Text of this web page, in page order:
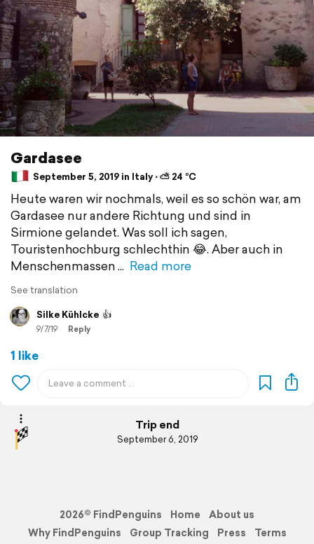
Gardasee
September 5, 2019 in Italy ⋅ ⛅ 24 °C
Heute waren wir nochmals, weil es so schön war, am
Gardasee nur andere Richtung und sind in
Sirmione gelandet. Was soll ich sagen,
Touristenhochburg schlechthin 😂. Aber auch in
Menschenmassen
Read more
See translation
Silke Kühlcke 👍
9/7/19 Reply
1 like
Trip end
September 6, 2019
2026© FindPenguins Home
About us
Why FindPenguins
Group Tracking Press Terms